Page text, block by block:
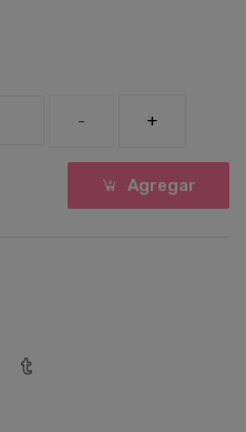
-
+
Agregar